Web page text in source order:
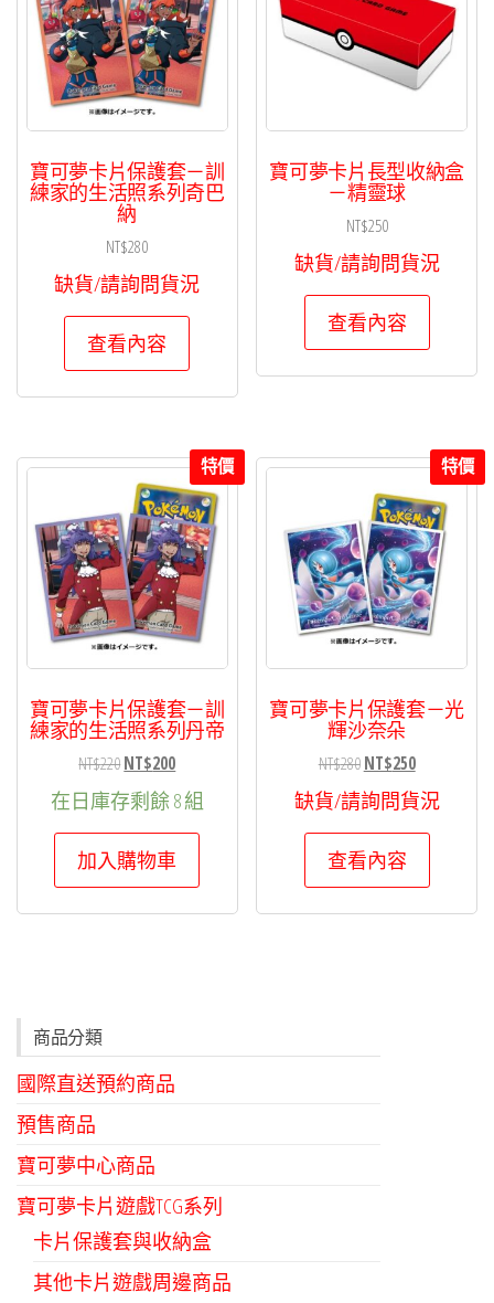
寶可夢卡片保護套－訓
練家的生活照系列奇巴
納
NT$280
缺貨/請詢問貨況
查看內容
寶可夢卡片長型收納盒
－精靈球
NT$250
缺貨/請詢問貨況
查看內容
特價
寶可夢卡片保護套－訓
練家的生活照系列丹帝
NT$220原
始
價
格：
NT$220。
NT$200目
前
價
格：
NT$200。
在日庫存剩餘 8 組
加入購物車
特價
寶可夢卡片保護套－光
輝沙奈朵
NT$280 原
始
價
格：
NT$280。
NT$250目
前
價
格：
缺貨/請詢問貨況
查看內容
商品分類
國際直送預約商品
預售商品
寶可夢中心商品
寶可夢卡片遊戲TCG系列
卡片保護套與收納盒
其他卡片遊戲周邊商品